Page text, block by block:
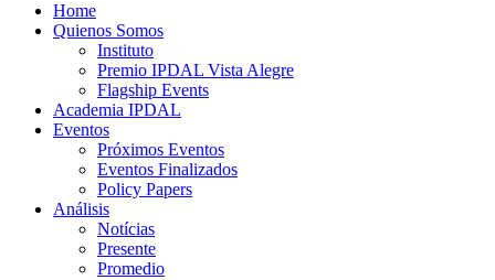
Home
Quienos Somos
Instituto
Premio IPDAL Vista Alegre
Flagship Events
Academia IPDAL
Eventos
Próximos Eventos
Eventos Finalizados
Policy Papers
Análisis
Notícias
Presente
Promedio